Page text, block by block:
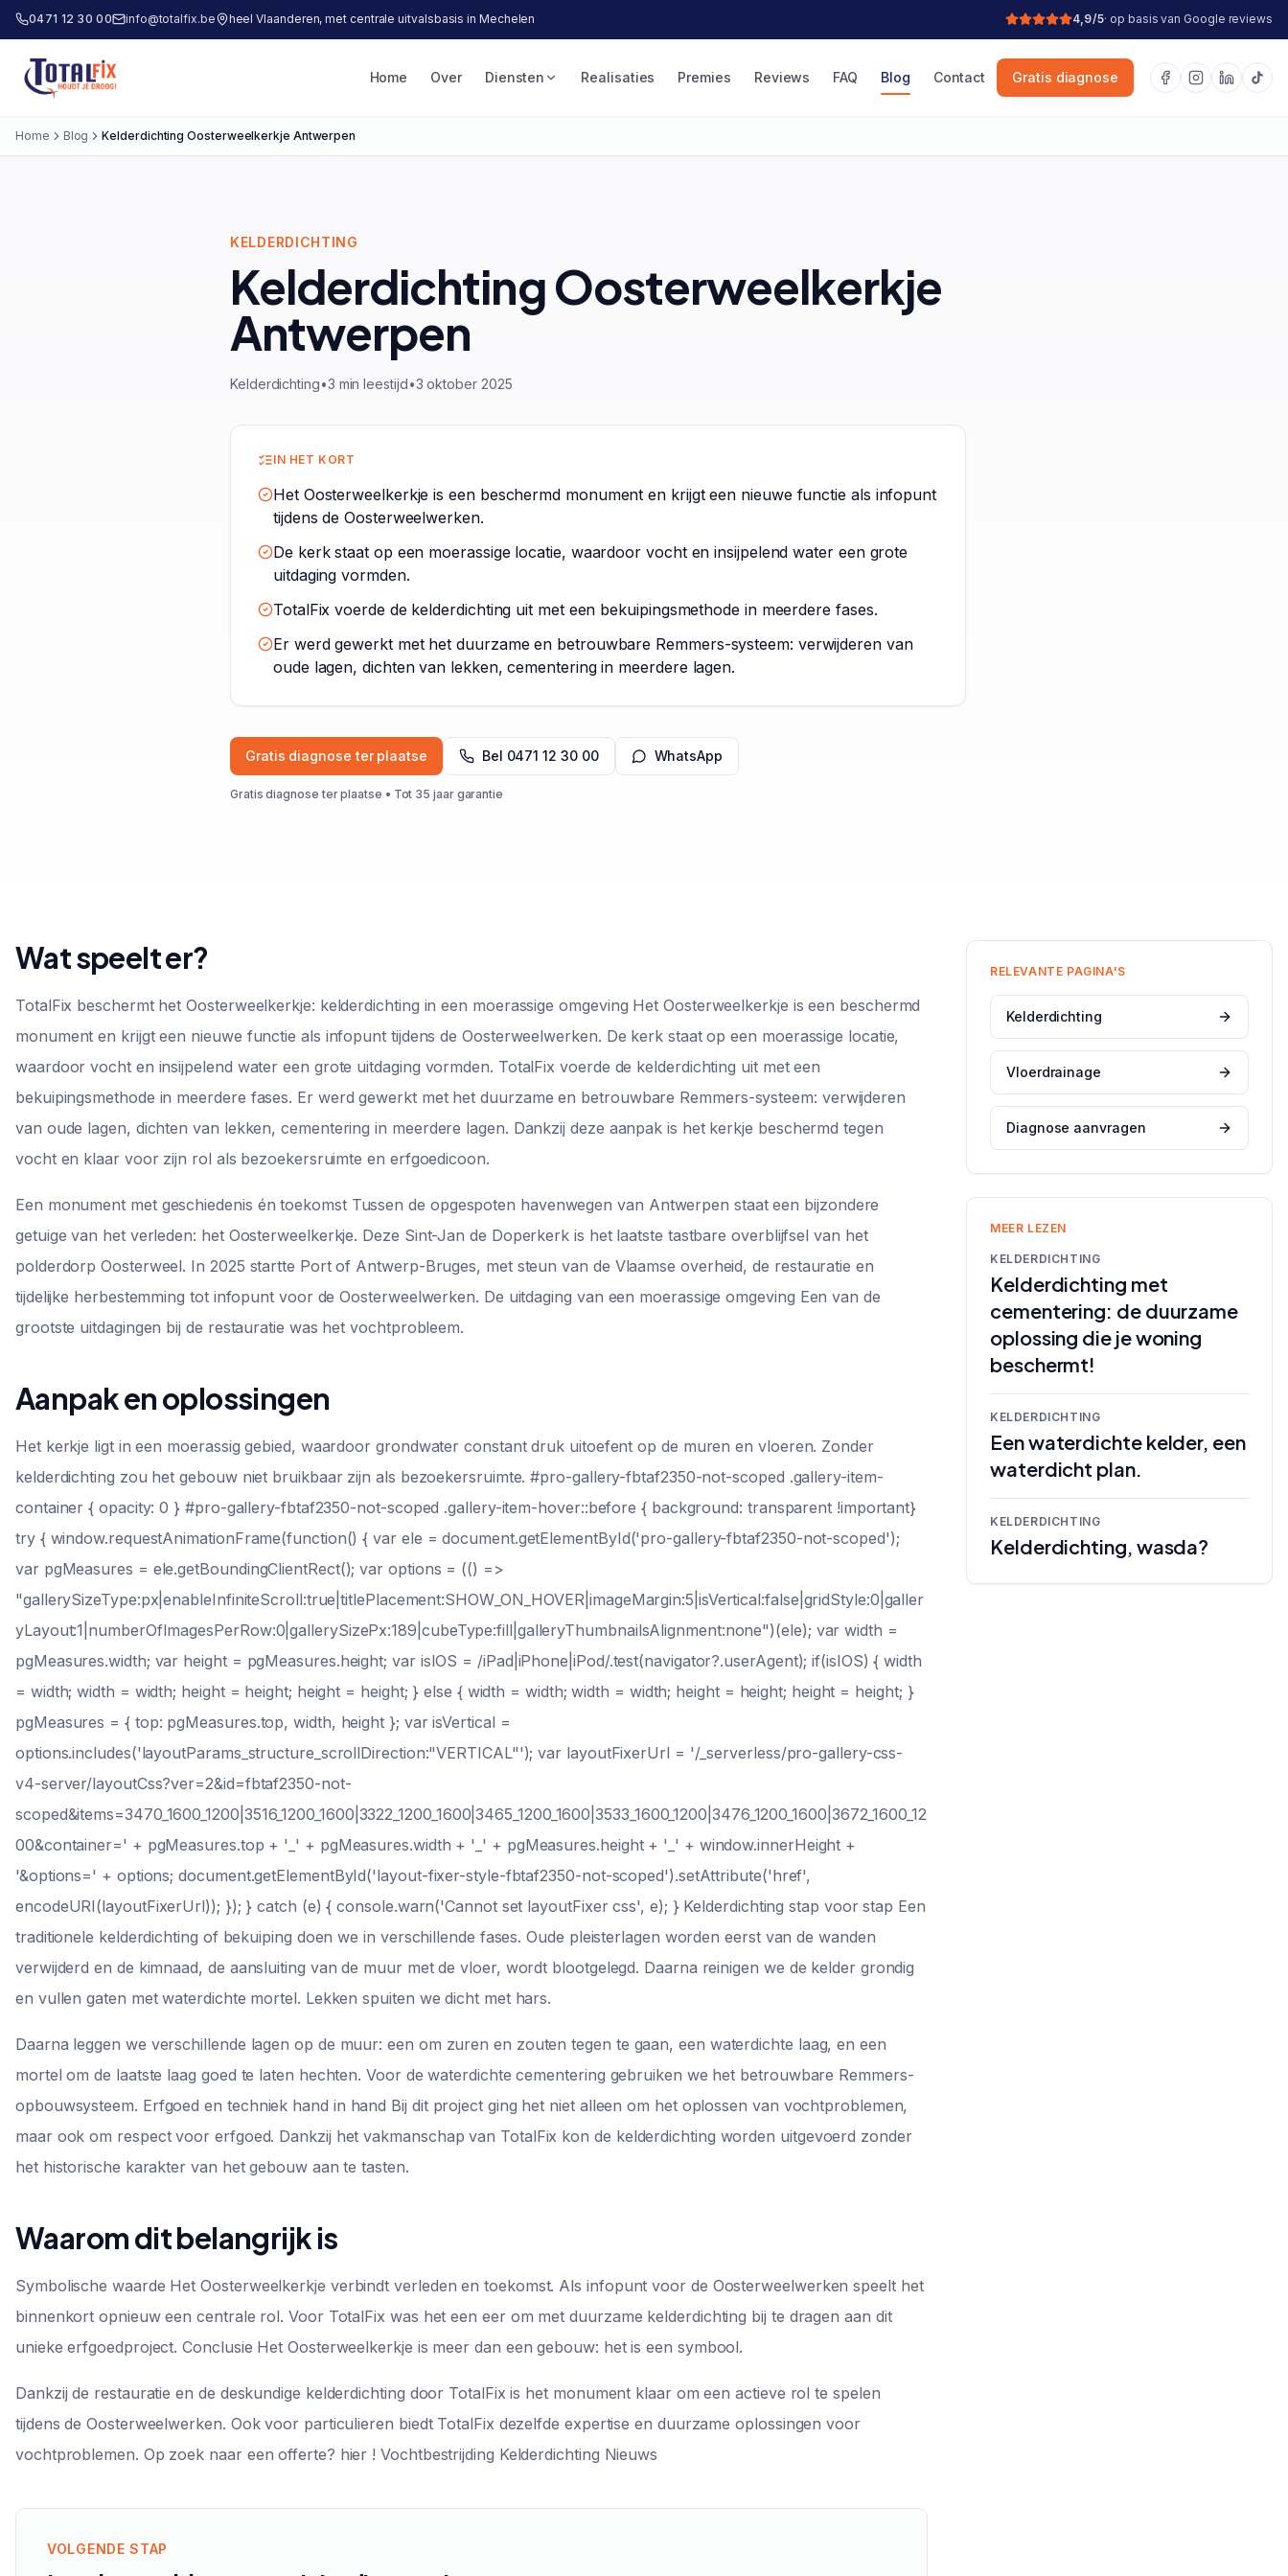
0471 12 30 00 info@totalfix.be heel Vlaanderen, met centrale uitvalsbasis in Mechelen 4,9/5· op basis van Google reviews
Totalfix
Home Over Diensten Realisaties Premies Reviews FAQ Blog Contact Gratis diagnose
Home Blog Kelderdichting Oosterweelkerkje Antwerpen
KELDERDICHTING
Kelderdichting Oosterweelkerkje
Antwerpen
Kelderdichting•3 min leestijd•3 oktober 2025
IN HET KORT
Het Oosterweelkerkje is een beschermd monument en krijgt een nieuwe functie als infopunt
tijdens de Oosterweelwerken.
De kerk staat op een moerassige locatie, waardoor vocht en insijpelend water een grote
uitdaging vormden.
TotalFix voerde de kelderdichting uit met een bekuipingsmethode in meerdere fases.
Er werd gewerkt met het duurzame en betrouwbare Remmers-systeem: verwijderen van
oude lagen, dichten van lekken, cementering in meerdere lagen.
Gratis diagnose ter plaatse Bel 0471 12 30 00 WhatsApp
Gratis diagnose ter plaatse • Tot 35 jaar garantie
Wat speelt er?
TotalFix beschermt het Oosterweelkerkje: kelderdichting in een moerassige omgeving Het Oosterweelkerkje is een beschermd
monument en krijgt een nieuwe functie als infopunt tijdens de Oosterweelwerken. De kerk staat op een moerassige locatie,
waardoor vocht en insijpelend water een grote uitdaging vormden. TotalFix voerde de kelderdichting uit met een
bekuipingsmethode in meerdere fases. Er werd gewerkt met het duurzame en betrouwbare Remmers-systeem: verwijderen
van oude lagen, dichten van lekken, cementering in meerdere lagen. Dankzij deze aanpak is het kerkje beschermd tegen
vocht en klaar voor zijn rol als bezoekersruimte en erfgoedicoon.
Een monument met geschiedenis én toekomst Tussen de opgespoten havenwegen van Antwerpen staat een bijzondere
getuige van het verleden: het Oosterweelkerkje. Deze Sint-Jan de Doperkerk is het laatste tastbare overblijfsel van het
polderdorp Oosterweel. In 2025 startte Port of Antwerp-Bruges, met steun van de Vlaamse overheid, de restauratie en
tijdelijke herbestemming tot infopunt voor de Oosterweelwerken. De uitdaging van een moerassige omgeving Een van de
grootste uitdagingen bij de restauratie was het vochtprobleem.
Aanpak en oplossingen
Het kerkje ligt in een moerassig gebied, waardoor grondwater constant druk uitoefent op de muren en vloeren. Zonder
kelderdichting zou het gebouw niet bruikbaar zijn als bezoekersruimte. #pro-gallery-fbtaf2350-not-scoped .gallery-item-
container { opacity: 0 } #pro-gallery-fbtaf2350-not-scoped .gallery-item-hover::before { background: transparent !important}
try { window.requestAnimationFrame(function() { var ele = document.getElementById('pro-gallery-fbtaf2350-not-scoped');
var pgMeasures = ele.getBoundingClientRect(); var options = (() =>
"gallerySizeType:px|enableInfiniteScroll:true|titlePlacement:SHOW_ON_HOVER|imageMargin:5|isVertical:false|gridStyle:0|galler
yLayout:1|numberOfImagesPerRow:0|gallerySizePx:189|cubeType:fill|galleryThumbnailsAlignment:none")(ele); var width =
pgMeasures.width; var height = pgMeasures.height; var isIOS = /iPad|iPhone|iPod/.test(navigator?.userAgent); if(isIOS) { width
= width; width = width; height = height; height = height; } else { width = width; width = width; height = height; height = height; }
pgMeasures = { top: pgMeasures.top, width, height }; var isVertical =
options.includes('layoutParams_structure_scrollDirection:"VERTICAL"'); var layoutFixerUrl = '/_serverless/pro-gallery-css-
v4-server/layoutCss?ver=2&id=fbtaf2350-not-
scoped&items=3470_1600_1200|3516_1200_1600|3322_1200_1600|3465_1200_1600|3533_1600_1200|3476_1200_1600|3672_1600_12
00&container=' + pgMeasures.top + '_' + pgMeasures.width + '_' + pgMeasures.height + '_' + window.innerHeight +
'&options=' + options; document.getElementById('layout-fixer-style-fbtaf2350-not-scoped').setAttribute('href',
encodeURI(layoutFixerUrl)); }); } catch (e) { console.warn('Cannot set layoutFixer css', e); } Kelderdichting stap voor stap Een
traditionele kelderdichting of bekuiping doen we in verschillende fases. Oude pleisterlagen worden eerst van de wanden
verwijderd en de kimnaad, de aansluiting van de muur met de vloer, wordt blootgelegd. Daarna reinigen we de kelder grondig
en vullen gaten met waterdichte mortel. Lekken spuiten we dicht met hars.
Daarna leggen we verschillende lagen op de muur: een om zuren en zouten tegen te gaan, een waterdichte laag, en een
mortel om de laatste laag goed te laten hechten. Voor de waterdichte cementering gebruiken we het betrouwbare Remmers-
opbouwsysteem. Erfgoed en techniek hand in hand Bij dit project ging het niet alleen om het oplossen van vochtproblemen,
maar ook om respect voor erfgoed. Dankzij het vakmanschap van TotalFix kon de kelderdichting worden uitgevoerd zonder
het historische karakter van het gebouw aan te tasten.
Waarom dit belangrijk is
Symbolische waarde Het Oosterweelkerkje verbindt verleden en toekomst. Als infopunt voor de Oosterweelwerken speelt het
binnenkort opnieuw een centrale rol. Voor TotalFix was het een eer om met duurzame kelderdichting bij te dragen aan dit
unieke erfgoedproject. Conclusie Het Oosterweelkerkje is meer dan een gebouw: het is een symbool.
Dankzij de restauratie en de deskundige kelderdichting door TotalFix is het monument klaar om een actieve rol te spelen
tijdens de Oosterweelwerken. Ook voor particulieren biedt TotalFix dezelfde expertise en duurzame oplossingen voor
vochtproblemen. Op zoek naar een offerte? hier ! Vochtbestrijding Kelderdichting Nieuws
VOLGENDE STAP
RELEVANTE PAGINA'S
Kelderdichting
Vloerdrainage
Diagnose aanvragen
MEER LEZEN
KELDERDICHTING
Kelderdichting met
cementering: de duurzame
oplossing die je woning
beschermt!
KELDERDICHTING
Een waterdichte kelder, een
waterdicht plan.
KELDERDICHTING
Kelderdichting, wasda?